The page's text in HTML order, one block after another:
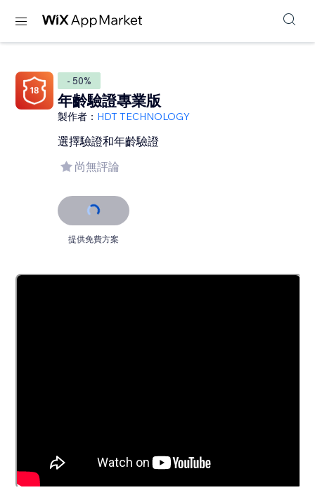
- 50%
年齡驗證專業版
製作者： HDT TECHNOLOGY
選擇驗證和年齡驗證
尚無評論
提供免費方案